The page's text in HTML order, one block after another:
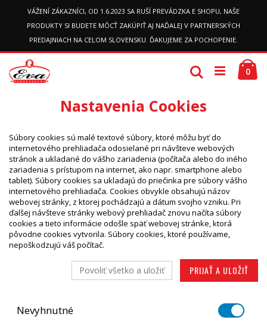
VÁŽENÍ ZÁKAZNÍCI, OD 1.6.2023 SA RUŠÍ PREVÁDZKA E SHOPU, NAŠE
PRODUKTY SI BUDETE MÔCŤ ZAKÚPIŤ AJ NAĎALEJ V PARTNERSKÝCH
PREDAJNIACH NA CELOM SLOVENSKU. ĎAKUJEME ZA POCHOPENIE.
Preskočiť
k
obsahu
0
Hľadať
Nastavenia Cookies
Súbory cookies sú malé textové súbory, ktoré môžu byť do
internetového prehliadača odosielané pri návšteve webových
stránok a ukladané do vášho zariadenia (počítača alebo do iného
zariadenia s prístupom na internet, ako napr. smartphone alebo
tablet). Súbory cookies sa ukladajú do priečinka pre súbory vášho
internetového prehliadača. Cookies obvykle obsahujú názov
webovej stránky, z ktorej pochádzajú a dátum svojho vzniku. Pri
ďalšej návšteve stránky webový prehliadač znovu načíta súbory
cookies a tieto informácie odošle späť webovej stránke, ktorá
pôvodne cookies vytvorila. Súbory cookies, ktoré používame,
nepoškodzujú váš počítač.
Povoliť všetko a uložiť PRIJAŤ A ULOŽIŤ
Nevyhnutné